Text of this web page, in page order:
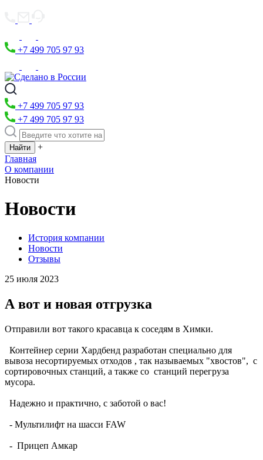
+7 499 705 97 93
+7 499 705 97 93
+7 499 705 97 93
+
Главная
О компании
Новости
Новости
История компании
Новости
Отзывы
25 июля 2023
А вот и новая отгрузка
Отправили вот такого красавца к соседям в Химки.
Контейнер серии Хардбенд разработан специально для
вывоза несортируемых отходов , так называемых "хвостов", с
сортировочных станций, а также со станций перегруза
мусора.
Надежно и практично, с заботой о вас!
- Мультилифт на шасси FAW
- Прицеп Амкар